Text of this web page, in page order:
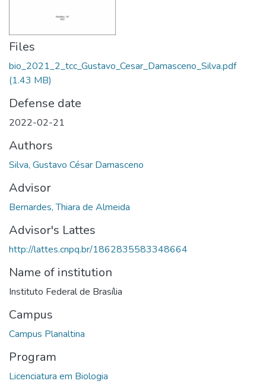
Files
bio_2021_2_tcc_Gustavo_Cesar_Damasceno_Silva.pdf
(1.43 MB)
Defense date
2022-02-21
Authors
Silva, Gustavo César Damasceno
Advisor
Bernardes, Thiara de Almeida
Advisor's Lattes
http://lattes.cnpq.br/1862835583348664
Name of institution
Instituto Federal de Brasília
Campus
Campus Planaltina
Program
Licenciatura em Biologia